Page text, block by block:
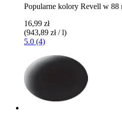
Popularne kolory Revell w 88
16,99 zł
(943,89 zł / l)
5.0 (4)